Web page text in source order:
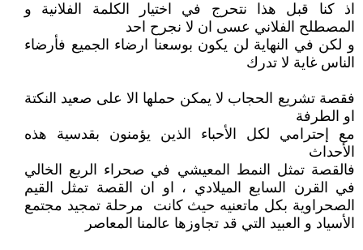
اذ كنا قبل هذا نتحرج في اختيار الكلمة الفلانية و
المصطلح الفلاني عسى ان لا نجرح احد
و لكن في النهاية لن يكون بوسعنا ارضاء الجميع فأرضاء
الناس غاية لا تدرك
فقصة تشريع الحجاب لا يمكن حملها الا على صعيد النكتة
او الطرفة
مع إحترامي لكل الأحباء الذين يؤمنون بقدسية هذه
الأحداث
فالقصة تمثل النمط المعيشي في صحراء الربع الخالي
في القرن السابع الميلادي ، او ان القصة تمثل القيم
الصحراوية بكل ماتعنيه حيث كانت مرحلة تمجيد مجتمع
الأسياد و العبيد التي قد تجاوزها عالمنا المعاصر